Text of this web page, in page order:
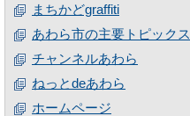
まちかどgraffiti
あわら市の主要トピックス
チャンネルあわら
ねっとdeあわら
ホームページ